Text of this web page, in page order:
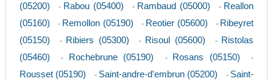
(05200)
- Rabou (05400) - Rambaud (05000) - Reallon
(05160)
- Remollon (05190) - Reotier (05600) - Ribeyret
(05150)
- Ribiers (05300) - Risoul (05600) - Ristolas
(05460)
- Rochebrune (05190) - Rosans (05150) -
Rousset (05190) - Saint-andre-d'embrun (05200) - Saint-